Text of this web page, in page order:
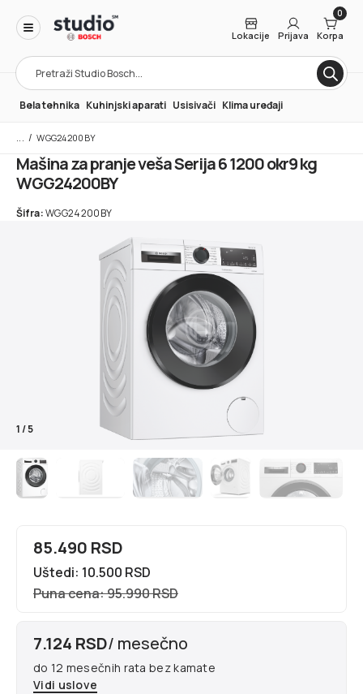
Products
search
Lokacije Prijava
0
Korpa
Bela tehnika Kuhinjski aparati Usisivači Klima uređaji
/ WGG24200BY
Mašina za pranje veša Serija 6 1200 okr9 kg
WGG24200BY
Šifra:WGG24200BY
1/5
85.490 RSD
Uštedi: 10.500 RSD
Puna cena: 95.990 RSD
7.124 RSD/ mesečno
do 12 mesečnih rata bez kamate
Vidi uslove